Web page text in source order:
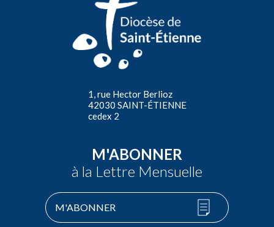
1, rue Hector Berlioz
42030 SAINT-ÉTIENNE
cedex 2
M'ABONNER
à la Lettre Mensuelle
M'ABONNER